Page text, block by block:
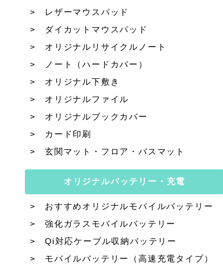
レザーマウスパッド
ダイカットマウスパッド
オリジナルリサイクルノート
ノート（ハードカバー）
オリジナル下敷き
オリジナルファイル
オリジナルブックカバー
カード印刷
玄関マット・フロア・バスマット
オリジナルバッテリー・充電
おすすめオリジナルモバイルバッテリー
強化ガラスモバイルバッテリー
Qi対応ケーブル収納バッテリー
モバイルバッテリー（高速充電タイプ）